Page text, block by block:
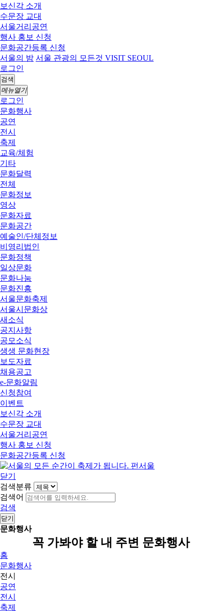
보신각 소개
수문장 교대
서울거리공연
행사 홍보 신청
문화공간등록 신청
서울의 밤 서울 관광의 모든것 VISIT SEOUL
로그인
검색
메뉴열기
로그인
문화행사
공연
전시
축제
교육/체험
기타
문화달력
전체
문화정보
영상
문화자료
문화공간
예술인/단체정보
비영리법인
문화정책
일상문화
문화나눔
문화진흥
서울문화축제
서울시문화상
새소식
공지사항
공모소식
생생 문화현장
보도자료
채용공고
e-문화알림
신청참여
이벤트
보신각 소개
수문장 교대
서울거리공연
행사 홍보 신청
문화공간등록 신청
닫기
검색분류
검색어
검색
닫기
문화행사
꼭 가봐야 할 내 주변 문화행사
홈
문화행사
전시
공연
전시
축제